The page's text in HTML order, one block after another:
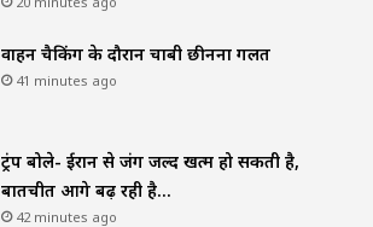
वाहन चैकिंग के दौरान चाबी छीनना गलत
41 minutes ago
ट्रंप बोले- ईरान से जंग जल्द खत्म हो सकती है,
बातचीत आगे बढ़ रही है…
42 minutes ago